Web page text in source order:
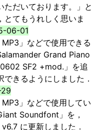
ただいております。」と
とてもうれしく思いま
06-01
MP3」などで使用できる
Grand Piano
SF2 +mod.」を追
できるようにしました．
MP3」などで使用してい
Soundfont」を，
に更新しました．